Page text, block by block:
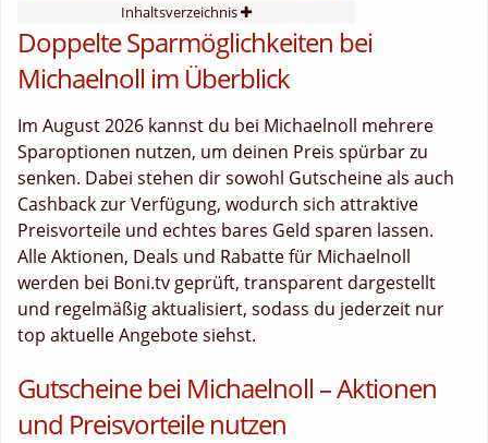
Inhaltsverzeichnis
Doppelte Sparmöglichkeiten bei
Michaelnoll im Überblick
Im August 2026 kannst du bei Michaelnoll mehrere
Sparoptionen nutzen, um deinen Preis spürbar zu
senken. Dabei stehen dir sowohl Gutscheine als auch
Cashback zur Verfügung, wodurch sich attraktive
Preisvorteile und echtes bares Geld sparen lassen.
Alle Aktionen, Deals und Rabatte für Michaelnoll
werden bei Boni.tv geprüft, transparent dargestellt
und regelmäßig aktualisiert, sodass du jederzeit nur
top aktuelle Angebote siehst.
Gutscheine bei Michaelnoll – Aktionen
und Preisvorteile nutzen